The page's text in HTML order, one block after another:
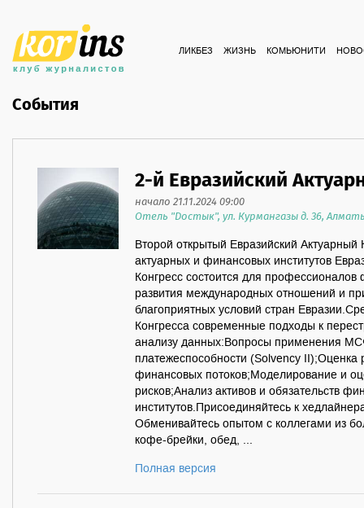
ЛИКБЕЗ ЖИЗНЬ КОМЬЮНИТИ
События
2-й Евразийский
начало 21.11.2024 09:00
Отель "Достык", ул. Курмангазы д. 36,
Второй открытый Евразийский
актуарных и финансовых институтов
Конгресс состоится для
развития международных отношений и
благоприятных условий стран
Конгресса современные подходы к
анализу данных:Вопросы применения
платежеспособности (Solvency II);Оценка
финансовых потоков;Моделирование и
рисков;Анализ активов и обязательств
институтов.Присоединяйтесь к
Обменивайтесь опытом с коллегами из
кофе-брейки, обед, ...
Полная версия